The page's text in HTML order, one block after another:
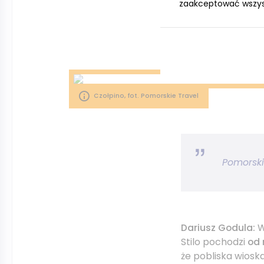
Czołpino, fot. Pomorskie Travel
Dariusz Godula:
Stilo pochodzi od
że pobliska
zaakceptować